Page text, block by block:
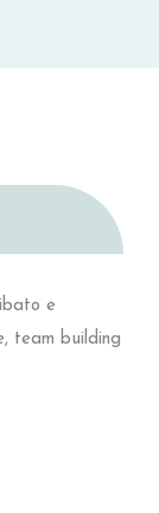
e
team building